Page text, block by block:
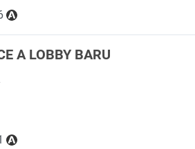
A LOBBY BARU